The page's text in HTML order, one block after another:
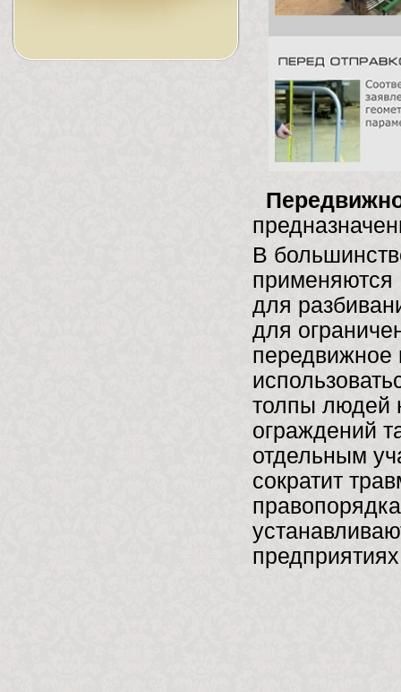
В
применяются
для
для
передвижное
толпы людей
ограждений
отдельным
сократит